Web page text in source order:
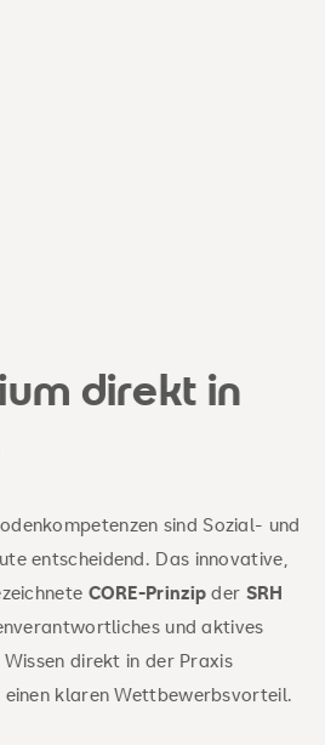
direkt in
sind Sozial- und
entscheidend. Das innovative,
CORE-Prinzip der SRH
und aktives
direkt in der Praxis
klaren Wettbewerbsvorteil.